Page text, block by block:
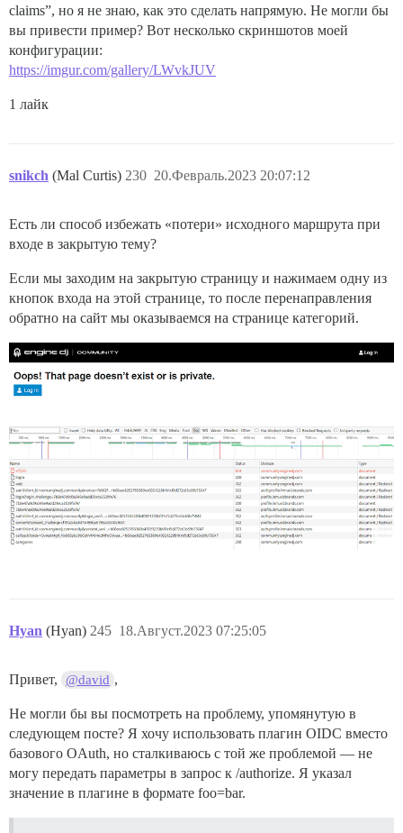
claims”, но я не знаю, как это сделать напрямую. Не могли бы
вы привести пример? Вот несколько скриншотов моей
конфигурации:
https://imgur.com/gallery/LWvkJUV
1 лайк
snikch (Mal Curtis) 20.Февраль.2023 20:07:12
230
Есть ли способ избежать «потери» исходного маршрута при
входе в закрытую тему?
Если мы заходим на закрытую страницу и нажимаем одну из
кнопок входа на этой странице, то после перенаправления
обратно на сайт мы оказываемся на странице категорий.
Hyan (Hyan) 18.Август.2023 07:25:05
245
Привет, @david ,
Не могли бы вы посмотреть на проблему, упомянутую в
следующем посте? Я хочу использовать плагин OIDC вместо
базового OAuth, но сталкиваюсь с той же проблемой — не
могу передать параметры в запрос к /authorize. Я указал
значение в плагине в формате foo=bar.